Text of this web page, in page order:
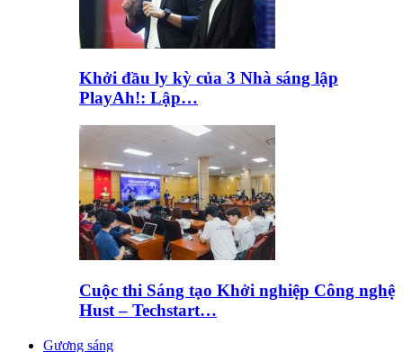
Khởi đầu ly kỳ của 3 Nhà sáng lập
PlayAh!: Lập…
Cuộc thi Sáng tạo Khởi nghiệp Công nghệ
Hust – Techstart…
Gương sáng